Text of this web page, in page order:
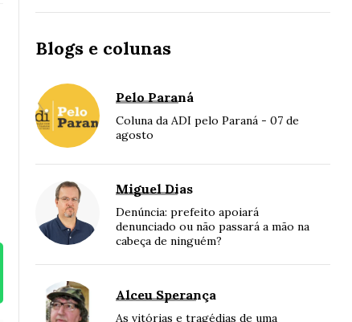
Blogs e colunas
Pelo Paraná
Coluna da ADI pelo Paraná - 07 de
agosto
Miguel Dias
Denúncia: prefeito apoiará
denunciado ou não passará a mão na
cabeça de ninguém?
Alceu Sperança
As vitórias e tragédias de uma